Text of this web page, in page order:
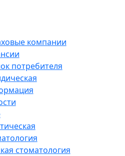
компании
потребителя
стоматология